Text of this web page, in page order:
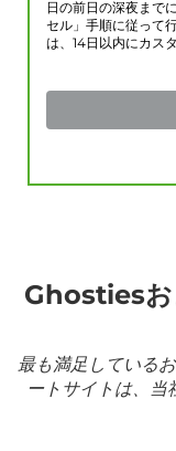
日の前日の深夜まで
セル」手順に従って
は、14日以内にカス
Ghostiesお
最も満足している
ートサイトは、当